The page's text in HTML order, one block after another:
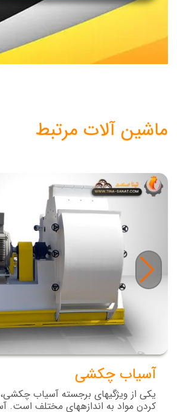
ماشین آلات مرتبط
آسیاب چکشی
یکی از ویژگیهای برجسته آسیاب چکشی،
کردن مواد به اندازههای مختلف است.